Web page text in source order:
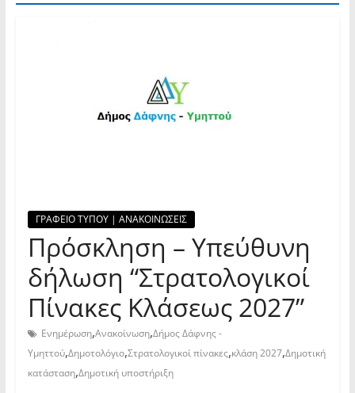
ΓΡΑΦΕΙΟ ΤΥΠΟΥ | ΑΝΑΚΟΙΝΩΣΕΙΣ
Πρόσκληση – Υπεύθυνη
δήλωση “Στρατολογικοί
Πίνακες Κλάσεως 2027”
Ενημέρωση,Ανακοίνωση,Δήμος Δάφνης -
Υμηττού,Δημοτολόγιο,Στρατολογικοί πίνακες,κλάση 2027,Δημοτική
κατάσταση,Δημοτική υποστήριξη